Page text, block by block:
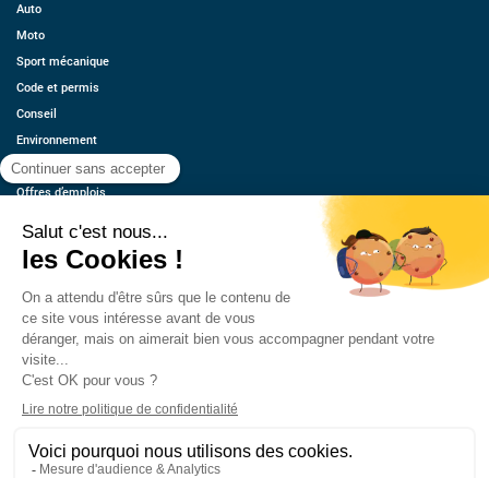
Auto
Moto
Sport mécanique
Code et permis
Conseil
Environnement
Économie
Offres d’emplois
Contact
Estimez votre voiture
Mentions légales
CGU